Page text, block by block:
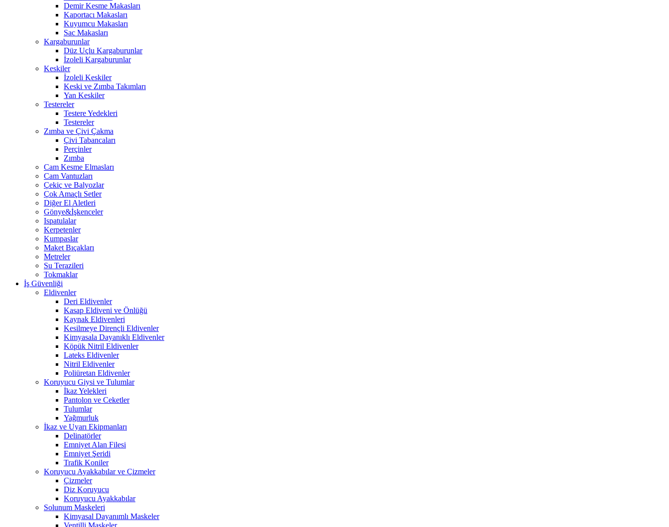
Demir Kesme Makasları
Kaportacı Makasları
Kuyumcu Makasları
Sac Makasları
Kargaburunlar
Düz Uçlu Kargaburunlar
İzoleli Kargaburunlar
Keskiler
İzoleli Keskiler
Keski ve Zımba Takımları
Yan Keskiler
Testereler
Testere Yedekleri
Testereler
Zımba ve Çivi Çakma
Çivi Tabancaları
Perçinler
Zımba
Cam Kesme Elmasları
Cam Vantuzları
Çekiç ve Balyozlar
Çok Amaçlı Setler
Diğer El Aletleri
Gönye&İşkenceler
Ispatulalar
Kerpetenler
Kumpaslar
Maket Bıçakları
Metreler
Su Terazileri
Tokmaklar
İş Güvenliği
Eldivenler
Deri Eldivenler
Kasap Eldiveni ve Önlüğü
Kaynak Eldivenleri
Kesilmeye Dirençli Eldivenler
Kimyasala Dayanıklı Eldivenler
Köpük Nitril Eldivenler
Lateks Eldivenler
Nitril Eldivenler
Poliüretan Eldivenler
Koruyucu Giysi ve Tulumlar
İkaz Yelekleri
Pantolon ve Ceketler
Tulumlar
Yağmurluk
İkaz ve Uyarı Ekipmanları
Delinatörler
Emniyet Alan Filesi
Emniyet Şeridi
Trafik Koniler
Koruyucu Ayakkabılar ve Çizmeler
Çizmeler
Diz Koruyucu
Koruyucu Ayakkabılar
Solunum Maskeleri
Kimyasal Dayanımlı Maskeler
Ventilli Maskeler